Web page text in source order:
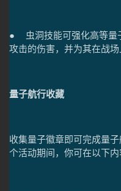
● 虫洞技能可强化高等量
攻击的伤害，并为其在战场
量子航行收藏
收集量子徽章即可完成量
个活动期间，你可在以下内